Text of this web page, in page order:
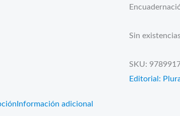
Sin
SKU:
Editorial:
Información adicional